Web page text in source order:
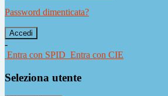
Password dimenticata?
-
Entra con SPID Entra con CIE
Seleziona utente